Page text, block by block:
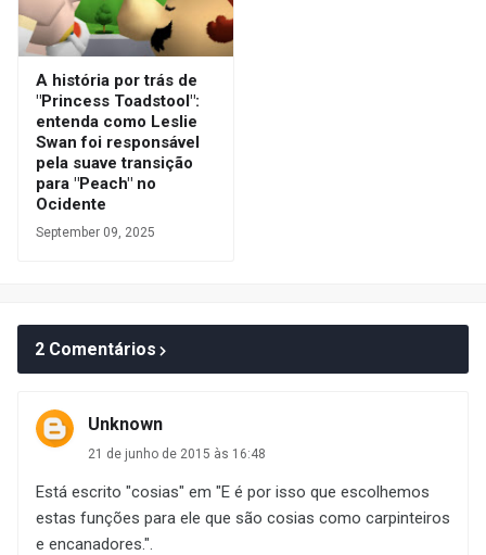
A história por trás de
"Princess Toadstool":
entenda como Leslie
Swan foi responsável
pela suave transição
para "Peach" no
Ocidente
September 09, 2025
2 Comentários
Unknown
21 de junho de 2015 às 16:48
Está escrito "cosias" em "E é por isso que escolhemos
estas funções para ele que são cosias como carpinteiros
e encanadores.".